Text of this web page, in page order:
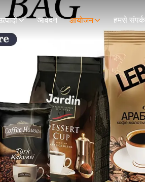
आवेदन आयोजन हमसे